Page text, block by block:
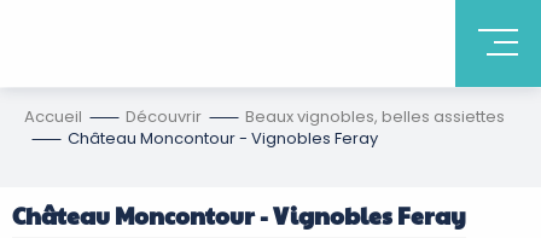
Accueil Découvrir
Beaux vignobles, belles assiettes
Château Moncontour - Vignobles Feray
Château Moncontour - Vignobles Feray